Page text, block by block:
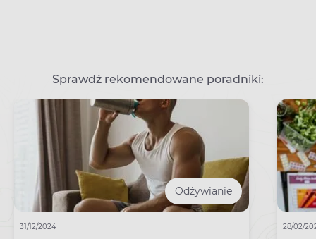
Sprawdź rekomendowane poradniki:
Odżywianie
31/12/2024 28/02/